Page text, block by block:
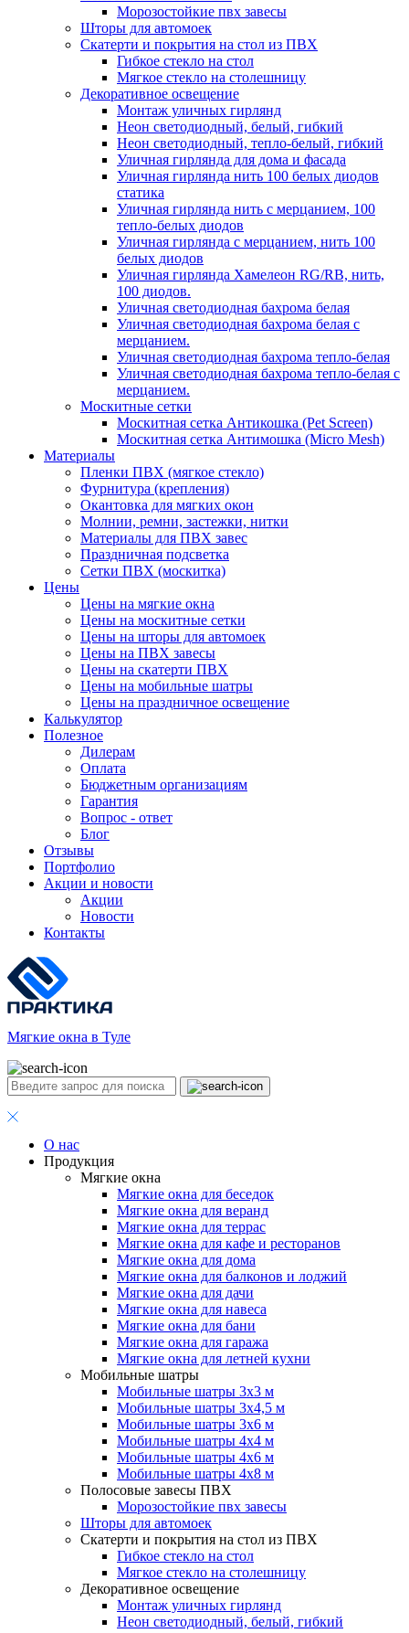
Морозостойкие пвх завесы
Шторы для автомоек
Скатерти и покрытия на стол из ПВХ
Гибкое стекло на стол
Мягкое стекло на столешницу
Декоративное освещение
Монтаж уличных гирлянд
Неон светодиодный, белый, гибкий
Неон светодиодный, тепло-белый, гибкий
Уличная гирлянда для дома и фасада
Уличная гирлянда нить 100 белых диодов
статика
Уличная гирлянда нить с мерцанием, 100
тепло-белых диодов
Уличная гирлянда с мерцанием, нить 100
белых диодов
Уличная гирлянда Хамелеон RG/RB, нить,
100 диодов.
Уличная светодиодная бахрома белая
Уличная светодиодная бахрома белая с
мерцанием.
Уличная светодиодная бахрома тепло-белая
Уличная светодиодная бахрома тепло-белая с
мерцанием.
Москитные сетки
Москитная сетка Антикошка (Pet Screen)
Москитная сетка Антимошка (Micro Mesh)
Материалы
Пленки ПВХ (мягкое стекло)
Фурнитура (крепления)
Окантовка для мягких окон
Молнии, ремни, застежки, нитки
Материалы для ПВХ завес
Праздничная подсветка
Сетки ПВХ (москитка)
Цены
Цены на мягкие окна
Цены на москитные сетки
Цены на шторы для автомоек
Цены на ПВХ завесы
Цены на скатерти ПВХ
Цены на мобильные шатры
Цены на праздничное освещение
Калькулятор
Полезное
Дилерам
Оплата
Бюджетным организациям
Гарантия
Вопрос - ответ
Блог
Отзывы
Портфолио
Акции и новости
Акции
Новости
Контакты
Мягкие окна в Туле
О нас
Продукция
Мягкие окна
Мягкие окна для беседок
Мягкие окна для веранд
Мягкие окна для террас
Мягкие окна для кафе и ресторанов
Мягкие окна для дома
Мягкие окна для балконов и лоджий
Мягкие окна для дачи
Мягкие окна для навеса
Мягкие окна для бани
Мягкие окна для гаража
Мягкие окна для летней кухни
Мобильные шатры
Мобильные шатры 3х3 м
Мобильные шатры 3х4,5 м
Мобильные шатры 3х6 м
Мобильные шатры 4х4 м
Мобильные шатры 4х6 м
Мобильные шатры 4х8 м
Полосовые завесы ПВХ
Морозостойкие пвх завесы
Шторы для автомоек
Скатерти и покрытия на стол из ПВХ
Гибкое стекло на стол
Мягкое стекло на столешницу
Декоративное освещение
Монтаж уличных гирлянд
Неон светодиодный, белый, гибкий